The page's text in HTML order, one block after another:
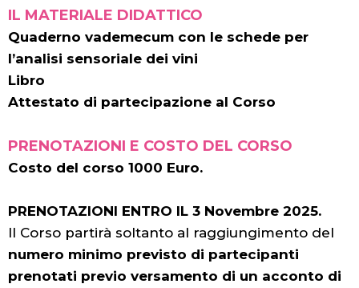
IL MATERIALE DIDATTICO
Quaderno vademecum con le schede per
l’analisi sensoriale dei vini
Libro
Attestato di partecipazione al Corso
PRENOTAZIONI E COSTO DEL CORSO
Costo del corso 1000 Euro.
PRENOTAZIONI ENTRO IL 3 Novembre 2025.
Il Corso partirà soltanto al raggiungimento del
numero minimo previsto di partecipanti
prenotati previo versamento di un acconto di